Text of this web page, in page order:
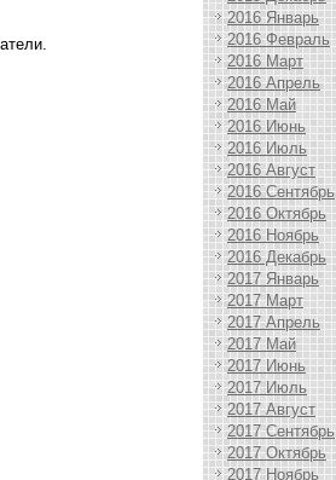
2016 Январь
2016 Февраль
2016 Март
2016 Апрель
2016 Май
2016 Июнь
2016 Июль
2016 Август
2016 Сентябрь
2016 Октябрь
2016 Ноябрь
2016 Декабрь
2017 Январь
2017 Март
2017 Апрель
2017 Май
2017 Июнь
2017 Июль
2017 Август
2017 Сентябрь
2017 Октябрь
2017 Ноябрь